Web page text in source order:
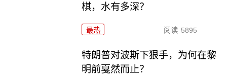
棋，水有多深？
最热 阅读 5895
特朗普对波斯下狠手，为何在黎
明前戛然而止？